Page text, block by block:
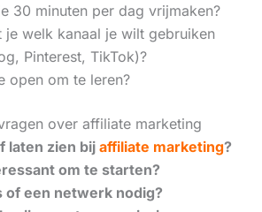
30 minuten per dag vrijmaken?
je welk kanaal je wilt gebruiken
Pinterest, TikTok)?
open om te leren?
over affiliate marketing
laten zien bij affiliate marketing?
om te starten?
of een netwerk nodig?